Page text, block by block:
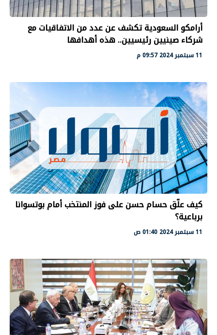
أرامكو السعودية تكشف عن عدد من الاتفاقيات مع
شركاء صينيين رئيسيين.. هذه أهدافها
11 سبتمبر 2024 09:57 م
كيف علّق حسام حسن على فوز المنتخب أمام بوتسوانا
برباعية؟
11 سبتمبر 2024 01:40 ص